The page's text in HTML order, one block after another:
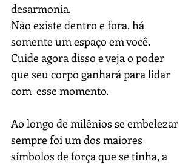
desarmonia.
Não existe dentro e fora, há
somente um espaço em você.
Cuide agora disso e veja o poder
que seu corpo ganhará para lidar
com  esse momento.
Ao longo de milênios se embelezar
sempre foi um dos maiores
símbolos de força que se tinha, a